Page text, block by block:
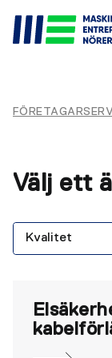
Välj ett